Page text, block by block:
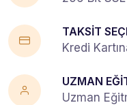
TAKSİT
Kredi
UZMAN
Uzman